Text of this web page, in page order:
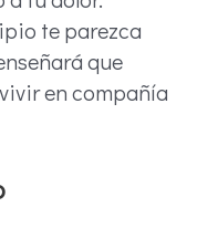
te parezca
que
en compañía